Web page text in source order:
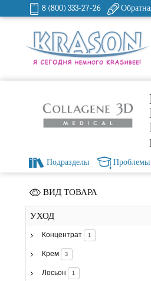
8 (800) 333-27-26
Подразделы Проблемы
ВИД ТОВАРА
УХОД
Концентрат 1
Крем 3
Лосьон 1